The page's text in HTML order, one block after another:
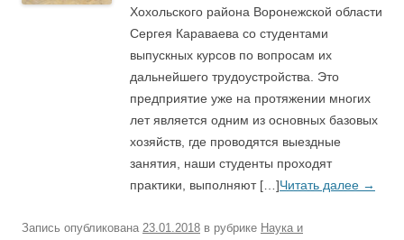
Хохольского района Воронежской области
Сергея Караваева со студентами
выпускных курсов по вопросам их
дальнейшего трудоустройства. Это
предприятие уже на протяжении многих
лет является одним из основных базовых
хозяйств, где проводятся выездные
занятия, наши студенты проходят
практики, выполняют […]Читать далее →
Запись опубликована 23.01.2018 в рубрике Наука и